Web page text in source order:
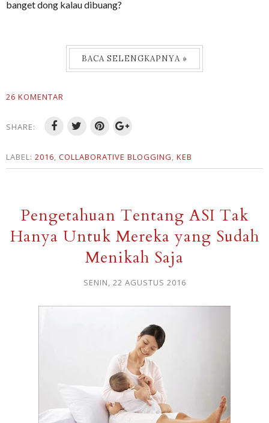
banget dong kalau dibuang?
BACA SELENGKAPNYA »
26 KOMENTAR
SHARE:
LABEL: 2016, COLLABORATIVE BLOGGING, KEB
Pengetahuan Tentang ASI Tak
Hanya Untuk Mereka yang Sudah
Menikah Saja
SENIN, 22 AGUSTUS 2016